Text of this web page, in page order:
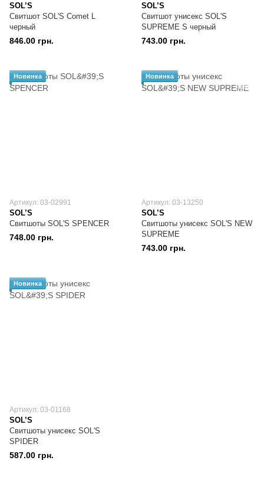
SOL’S
Свитшот SOL'S Comet L
черный
846.00 грн.
SOL’S
Свитшот унисекс SOL'S
SUPREME S черный
743.00 грн.
Новинка
Артикул: 03-02991
SOL’S
Свитшоты SOL'S SPENCER
748.00 грн.
Новинка
Артикул: 03-13250
SOL’S
Свитшоты унисекс SOL'S NEW
SUPREME
743.00 грн.
Новинка
Артикул: 03-01168
SOL’S
Свитшоты унисекс SOL'S
SPIDER
587.00 грн.